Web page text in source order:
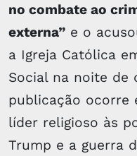
no combate ao
externa” e o
a Igreja Católica
Social na noite de
publicação ocorre
líder religioso às
Trump e a guerra